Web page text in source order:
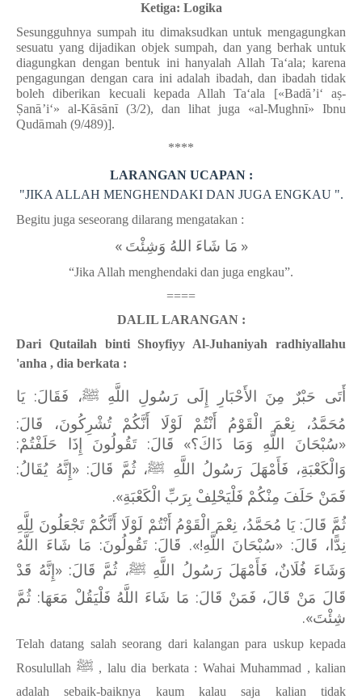
Ketiga: Logika
Sesungguhnya sumpah itu dimaksudkan untuk mengagungkan
sesuatu yang dijadikan objek sumpah, dan yang berhak untuk
diagungkan dengan bentuk ini hanyalah Allah Ta‘ala; karena
pengagungan dengan cara ini adalah ibadah, dan ibadah tidak
boleh diberikan kecuali kepada Allah Ta‘ala [«Badā’i‘ aṣ-
Ṣanā’i‘» al-Kāsānī(3/2), dan lihat juga «al-Mughnī» Ibnu
Qudāmah (9/489)].
****
LARANGAN UCAPAN :
"JIKA ALLAH MENGHENDAKI DAN JUGA ENGKAU ".
Begitu juga seseorang dilarang mengatakan :
« مَا شَاءَ اللهُ وَشِئْتَ »
“Jika Allah menghendaki dan juga engkau”.
====
DALIL LARANGAN :
Dari Qutailah binti Shoyfiyy Al-Juhaniyah radhiyallahu
'anha , dia berkata :
أَتَى حَبْرٌ مِنَ الأَحْبَارِ إِلَى رَسُولِ اللَّهِ ﷺ، فَقَالَ: يَا
مُحَمَّدُ، نِعْمَ الْقَوْمُ أَنْتُمْ لَوْلَا أَنَّكُمْ تُشْرِكُونَ، قَالَ:
«سُبْحَانَ اللَّهِ وَمَا ذَاكَ؟» قَالَ: تَقُولُونَ إِذَا حَلَفْتُمْ:
وَالْكَعْبَةِ، فَأَمْهَلَ رَسُولُ اللَّهِ ﷺ، ثُمَّ قَالَ: «إِنَّهُ يُقَالُ:
فَمَنْ حَلَفَ مِنْكُمْ فَلْيَحْلِفْ بِرَبِّ الْكَعْبَةِ».
ثُمَّ قَالَ: يَا مُحَمَّدُ، نِعْمَ الْقَوْمُ أَنْتُمْ لَوْلَا أَنَّكُمْ تَجْعَلُونَ لِلَّهِ
نِدًّا، قَالَ: «سُبْحَانَ اللَّهِ!». قَالَ: تَقُولُونَ: مَا شَاءَ اللَّهُ
وَشَاءَ فُلَانٌ، فَأَمْهَلَ رَسُولُ اللَّهِ ﷺ، ثُمَّ قَالَ: «إِنَّهُ قَدْ
قَالَ مَنْ قَالَ، فَمَنْ قَالَ: مَا شَاءَ اللَّهُ فَلْيَقُلْ مَعَهَا: ثُمَّ
شِئْتَ».
Telah datang salah seorang dari kalangan para uskup kepada
Rosulullah ﷺ , lalu dia berkata : Wahai Muhammad , kalian
adalah sebaik-baiknya kaum kalau saja kalian tidak